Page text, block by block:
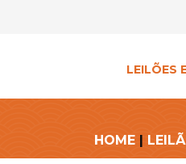
LEILÕES
HOME |